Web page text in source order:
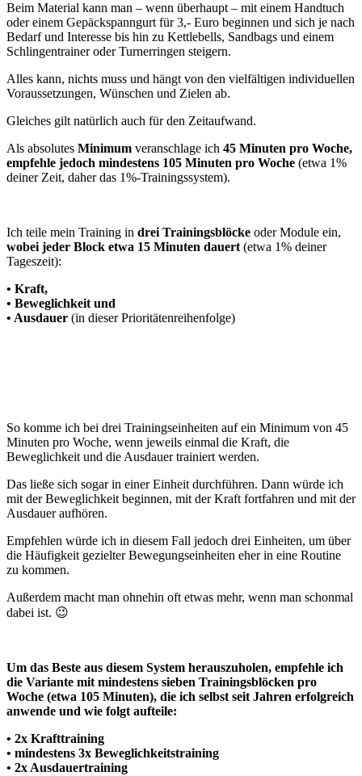
Beim Material kann man – wenn überhaupt – mit einem Handtuch
oder einem Gepäckspanngurt für 3,- Euro beginnen und sich je nach
Bedarf und Interesse bis hin zu Kettlebells, Sandbags und einem
Schlingentrainer oder Turnerringen steigern.
Alles kann, nichts muss und hängt von den vielfältigen individuellen
Voraussetzungen, Wünschen und Zielen ab.
Gleiches gilt natürlich auch für den Zeitaufwand.
Als absolutes Minimum veranschlage ich 45 Minuten pro Woche,
empfehle jedoch mindestens 105 Minuten pro Woche (etwa 1%
deiner Zeit, daher das 1%-Trainingssystem).
Ich teile mein Training in drei Trainingsblöcke oder Module ein,
wobei jeder Block etwa 15 Minuten dauert (etwa 1% deiner
Tageszeit):
• Kraft,
• Beweglichkeit und
• Ausdauer (in dieser Prioritätenreihenfolge)
So komme ich bei drei Trainingseinheiten auf ein Minimum von 45
Minuten pro Woche, wenn jeweils einmal die Kraft, die
Beweglichkeit und die Ausdauer trainiert werden.
Das ließe sich sogar in einer Einheit durchführen. Dann würde ich
mit der Beweglichkeit beginnen, mit der Kraft fortfahren und mit der
Ausdauer aufhören.
Empfehlen würde ich in diesem Fall jedoch drei Einheiten, um über
die Häufigkeit gezielter Bewegungseinheiten eher in eine Routine
zu kommen.
Außerdem macht man ohnehin oft etwas mehr, wenn man schonmal
dabei ist. 😉
Um das Beste aus diesem System herauszuholen, empfehle ich
die Variante mit mindestens sieben Trainingsblöcken pro
Woche (etwa 105 Minuten), die ich selbst seit Jahren erfolgreich
anwende und wie folgt aufteile:
• 2x Krafttraining
• mindestens 3x Beweglichkeitstraining
• 2x Ausdauertraining